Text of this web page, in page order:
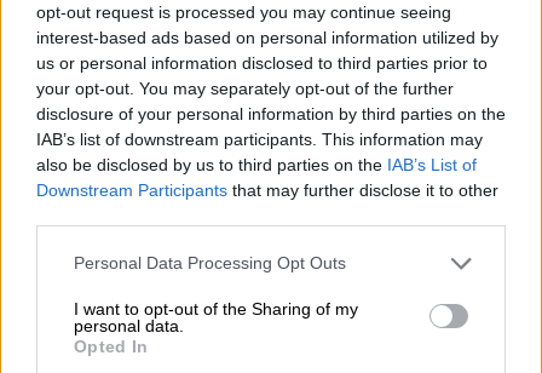
opt-out request is processed you may continue seeing
interest-based ads based on personal information utilized by
us or personal information disclosed to third parties prior to
your opt-out. You may separately opt-out of the further
disclosure of your personal information by third parties on the
IAB’s list of downstream participants. This information may
also be disclosed by us to third parties on the IAB’s List of
Downstream Participants that may further disclose it to other
Please note that this website/app uses one or more Google
not limited to your visit or usage behaviour. You may click to
grant or deny consent to Google and its third-party tags to
use your data for below specified purposes in below Google
Personal Data Processing Opt Outs
I want to opt-out of the Sharing of my
personal data.
Opted In
Αθήνα - Δυτικά Προάστια : Σχεδόν 9
στις 10 διαθέσιμες κατοικίες έχουν
ζητούμενο μίσθωμα άνω των 400€
τον μήνα
Η εικόνα που διαμορφώνεται στιςπεριοχές
των Δυτικών Προαστίωνεπιβεβαιώνει ότι η
ανοδική πορεία των ενοικίων δεν αποτελεί
πλέον αποκλειστικό χαρακτηριστικό του
κέντρου της Αθήνας. Οι φοιτητές που θα
επιλέξουν να αναζητήσουν κατοικία στις